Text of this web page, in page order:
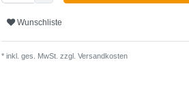
Wunschliste
* inkl. ges. MwSt. zzgl. Versandkosten